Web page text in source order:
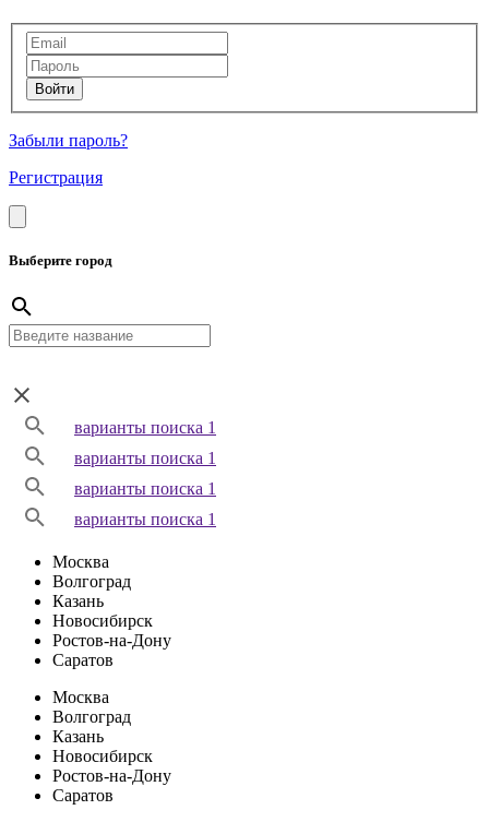
Забыли пароль?
Регистрация
Выберите город
варианты поиска 1
варианты поиска 1
варианты поиска 1
варианты поиска 1
Москва
Волгоград
Казань
Новосибирск
Ростов-на-Дону
Саратов
Москва
Волгоград
Казань
Новосибирск
Ростов-на-Дону
Саратов